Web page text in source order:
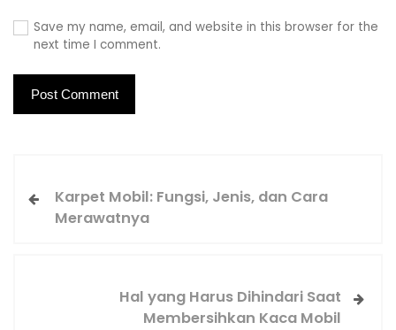
Save my name, email, and website in this browser for the
next time I comment.
Karpet Mobil: Fungsi, Jenis, dan Cara
Merawatnya
Hal yang Harus Dihindari Saat
Membersihkan Kaca Mobil